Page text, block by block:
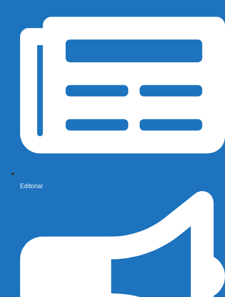
Editorial